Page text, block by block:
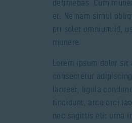
definiebas. Cum
et. Ne nam simul
pri solet omnium id,
munere.
Lorem ipsum dolor sit
consectetur
laoreet, ligula
tincidunt, arcu orci
nec sagittis elit urna